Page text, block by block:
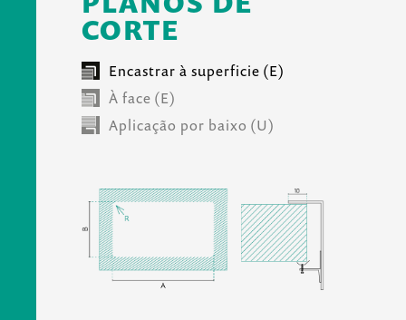
CORTE
Encastrar à superficie (E)
À face (E)
Aplicação por baixo (U)